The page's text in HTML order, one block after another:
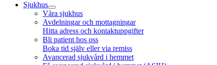
Sjukhus
Våra sjukhus
Avdelningar och mottagningar
Hitta adress och kontaktuppgifter
Bli patient hos oss
Boka tid själv eller via remiss
Avancerad sjukvård i hemmet